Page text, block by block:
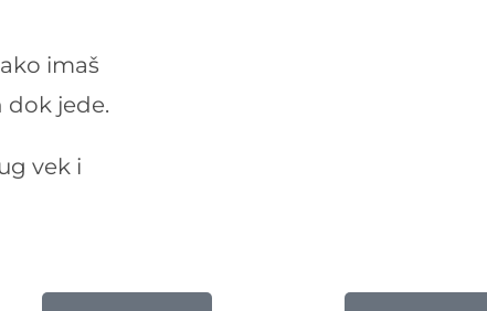
imaš
dok jede.
vek i